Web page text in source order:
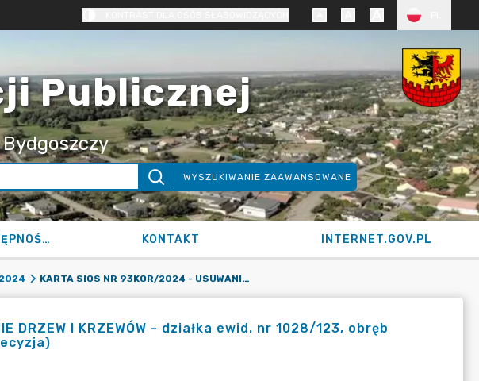
Publicznej
WYSZUKIWANIE ZAAWANSOWANE
DEKLARACJA DOSTĘPNOŚCI KONTAKT INTERNET.GOV.PL
KARTA SIOS NR 93KOR/2024 - USUWANIE DRZEW I KRZEWÓW - DZIAŁKA EWID. NR 1028/123, OBRĘB EWID. M. KORONOWO, GMINA KORONOWO (DECYZJA)
DRZEW I KRZEWÓW - działka ewid. nr 1028/123, obręb